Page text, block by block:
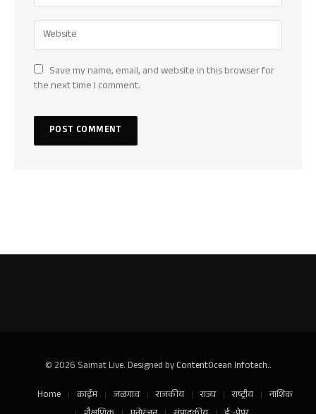
Save my name, email, and website in this browser for
the next time I comment.
© 2026 Saimat Live. Designed byContentOcean Infotech..
Home
क्राईम जळगाव राजकीय राज्य राष्ट्रीय
नाशिक